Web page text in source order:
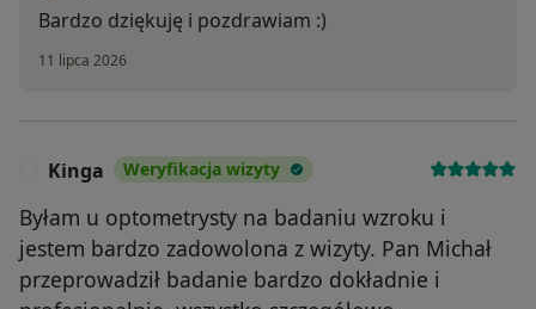
Bardzo dziękuję i pozdrawiam :)
11 lipca 2026
Kinga Weryfikacja wizyty
Byłam u optometrysty na badaniu wzroku i
jestem bardzo zadowolona z wizyty. Pan Michał
przeprowadził badanie bardzo dokładnie i